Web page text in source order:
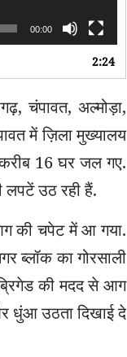
00:00
2:24
चंपावत, अल्मोड़ा,
में ज़िला मुख्यालय
16 घर जल गए.
लपटें उठ रही हैं.
की चपेट में आ गया.
ब्लॉक का गोरसाली
की मदद से आग
धुंआ उठता दिखाई दे